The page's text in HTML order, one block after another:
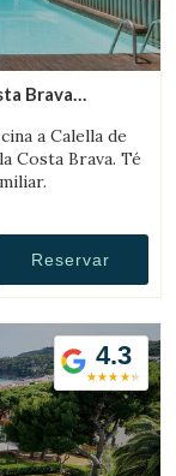
Brava
a Calella de
Costa Brava. Té
Reservar
4.3